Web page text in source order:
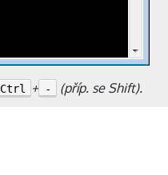
Ctrl + - (příp. se Shift).